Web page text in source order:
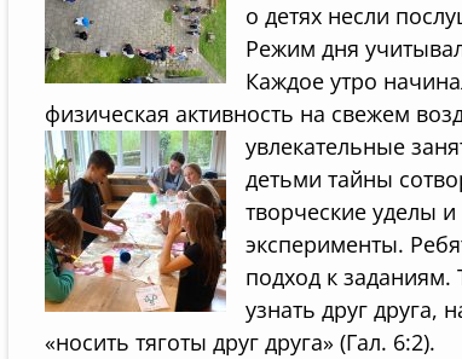
о детях несли
Режим дня
Каждое утро
физическая активность на свежем
увлекательные
детьми тайны
творческие уделы
эксперименты.
подход к
узнать друг друга,
«носить тяготы друг друга» (Гал. 6:2).